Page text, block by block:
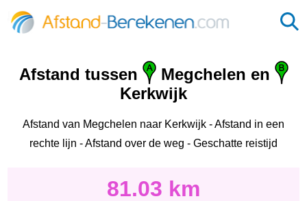
Afstand tussen
Megchelen en
Kerkwijk
Afstand van Megchelen naar Kerkwijk - Afstand in een
rechte lijn - Afstand over de weg - Geschatte reistijd
81.03 km